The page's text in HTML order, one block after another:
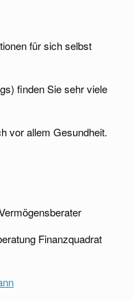
für sich selbst
finden Sie sehr viele
vor allem Gesundheit.
Finanzquadrat